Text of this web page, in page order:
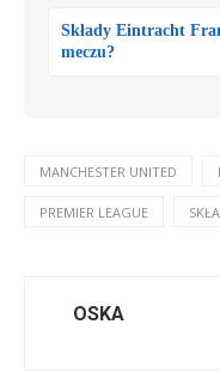
Składy Eintracht
meczu?
MANCHESTER UNITED
PREMIER LEAGUE
OSKA